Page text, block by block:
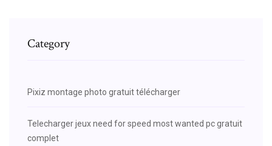
Category
Pixiz montage photo gratuit télécharger
Telecharger jeux need for speed most wanted pc gratuit
complet